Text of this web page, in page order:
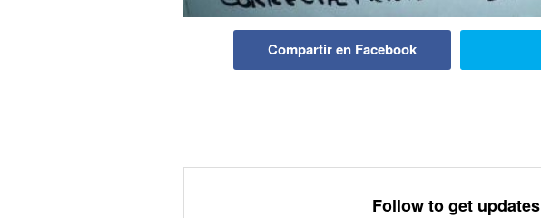
Compartir en Facebook
Follow to get updates